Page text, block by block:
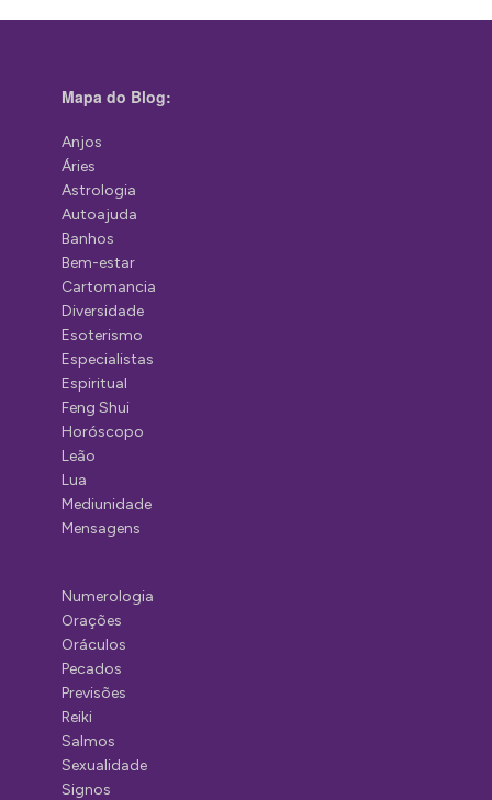
Mapa do Blog:
Anjos
Áries
Astrologia
Autoajuda
Banhos
Bem-estar
Cartomancia
Diversidade
Esoterismo
Especialistas
Espiritual
Feng Shui
Horóscopo
Leão
Lua
Mediunidade
Mensagens
Numerologia
Orações
Oráculos
Pecados
Previsões
Reiki
Salmos
Sexualidade
Signos